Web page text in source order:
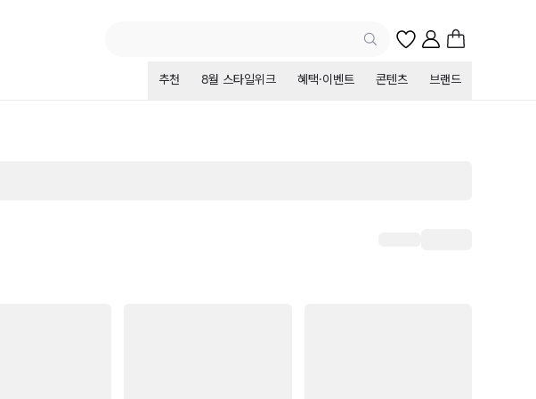
추천 8월 스타일위크 혜택·이벤트 콘텐츠 브랜드